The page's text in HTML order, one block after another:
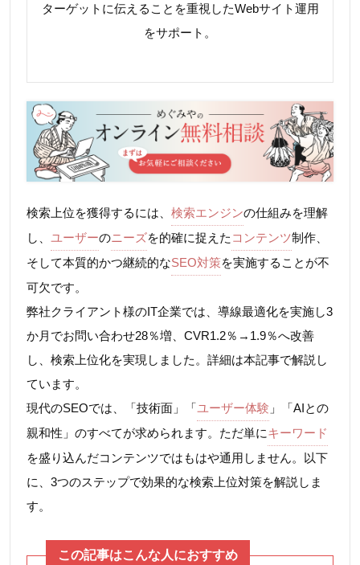
ターゲットに伝えることを重視したWebサイト運用
をサポート。
検索上位を獲得するには、 検索エンジンの仕組みを理解
し、 ユーザーのニーズを的確に捉えた コンテンツ制作、
そして本質的かつ継続的なSEO対策を実施することが不
可欠です。
弊社クライアント様のIT企業では、導線最適化を実施し3
か月でお問い合わせ28％増、CVR1.2％→1.9％へ改善
し、検索上位化を実現しました。詳細は本記事で解説し
ています。
現代のSEOでは、「技術面」「ユーザー体験 」「AIとの
親和性」のすべてが求められます。ただ単にキーワード
を盛り込んだコンテンツではもはや通用しません。以下
に、3つのステップで効果的な検索上位対策を解説しま
す。
この記事はこんな人におすすめ